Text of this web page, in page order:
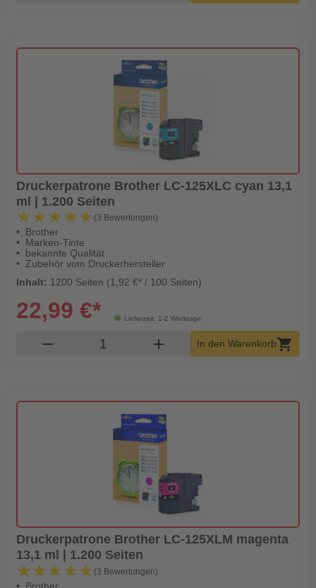
Druckerpatrone Brother LC-125XLC cyan 13,1
ml | 1.200 Seiten
★★★★★
★★★★★ (3 Bewertungen)
Brother
Marken-Tinte
bekannte Qualität
Zubehör vom Druckerhersteller
Inhalt: 1200 Seiten (1,92 €* / 100 Seiten)
Lieferzeit: 1-2 Werktage
22,99 €*
remove Produkt Warenkorb Menge
add In den Warenkorbshopping_cart
Druckerpatrone Brother LC-125XLM magenta
13,1 ml | 1.200 Seiten
★★★★★
★★★★★ (3 Bewertungen)
Brother